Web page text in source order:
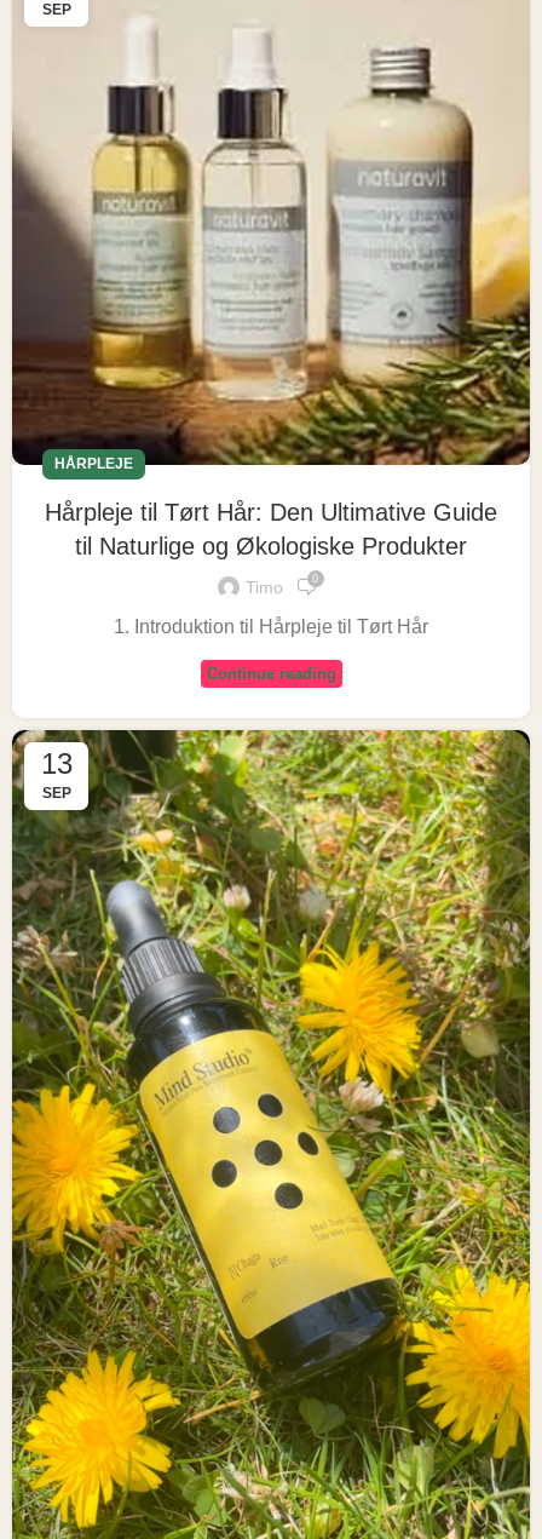
SEP
HÅRPLEJE
Hårpleje til Tørt Hår: Den Ultimative Guide
til Naturlige og Økologiske Produkter
Timo 0
1. Introduktion til Hårpleje til Tørt Hår
Continue reading
13
SEP